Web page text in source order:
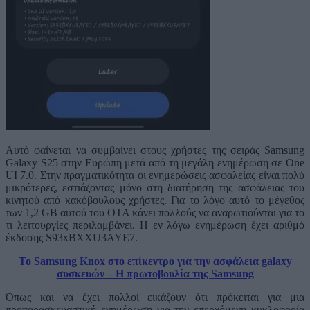
Αυτό φαίνεται να συμβαίνει στους χρήστες της σειράς Samsung
Galaxy S25 στην Ευρώπη μετά από τη μεγάλη ενημέρωση σε One
UI 7.0. Στην πραγματικότητα οι ενημερώσεις ασφαλείας είναι πολύ
μικρότερες, εστιάζοντας μόνο στη διατήρηση της ασφάλειας του
κινητού από κακόβουλους χρήστες. Για το λόγο αυτό το μέγεθος
των 1,2 GB αυτού του OTA κάνει πολλούς να αναρωτιούνται για το
τι λειτουργίες περιλαμβάνει. Η εν λόγω ενημέρωση έχει αριθμό
έκδοσης S93xBXXU3AYE7.
Το Samsung Knox στο επίκεντρο για την ασφάλεια galaxy
συσκευών – Η πρωτοβουλία της Samsung
Όπως και να έχει πολλοί εικάζουν ότι πρόκειται για μια